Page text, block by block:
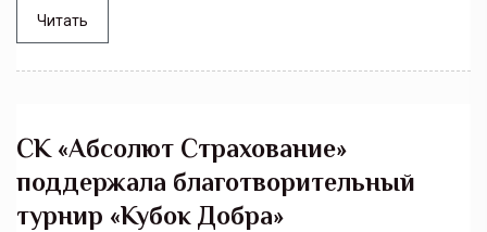
Читать
СК «Абсолют Страхование»
поддержала благотворительный
турнир «Кубок Добра»